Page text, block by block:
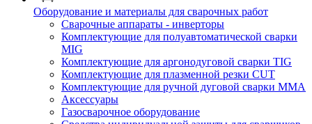
Оборудование и материалы для сварочных работ
Сварочные аппараты - инверторы
Комплектующие для полуавтоматической сварки
MIG
Комплектующие для аргонодуговой сварки TIG
Комплектующие для плазменной резки CUT
Комплектующие для ручной дуговой сварки MMA
Аксессуары
Газосварочное оборудование